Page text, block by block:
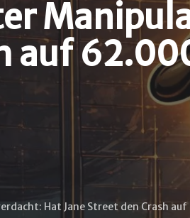
auf
Hat Jane Street den Crash